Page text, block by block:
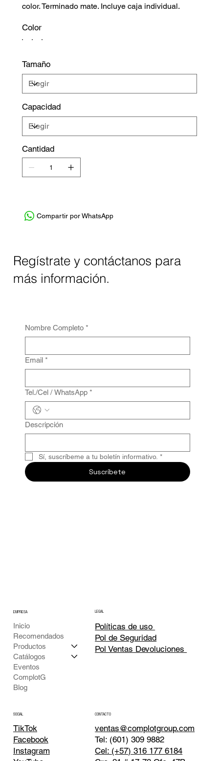
color. Terminado mate. Incluye caja individual.
Color
Tamaño
Capacidad
Cantidad
Compartir por WhatsApp
Regístrate y contáctanos para
más información.
Nombre Completo *
Email *
Tel./Cel / WhatsApp *
Descripción
Sí, suscríbeme a tu boletín informativo. *
Suscríbete
EMPRESA
Inicio
Recomendados
Productos
Catálogos
Eventos
ComplotG
Blog
LEGAL
Políticas de uso
Pol de Seguridad
Pol Ventas Devoluciones
SOCIAL
TikTok
Facebook
Instagram
CONTACTO
ventas@complotgroup.com
Tel: (601) 309 9882
Cel: (+57) 316 177 6184